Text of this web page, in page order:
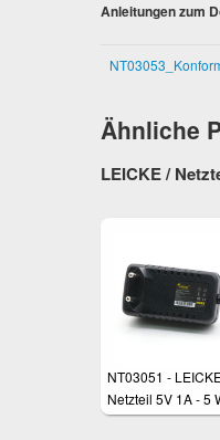
Anleitungen zum
Ähnliche
LEICKE /
NT03051 -
Netzteil 5V 1A - 5